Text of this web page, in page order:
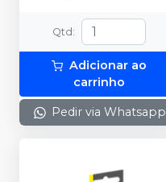
Qtd :
Adicionar ao
carrinho
Pedir via Whatsapp